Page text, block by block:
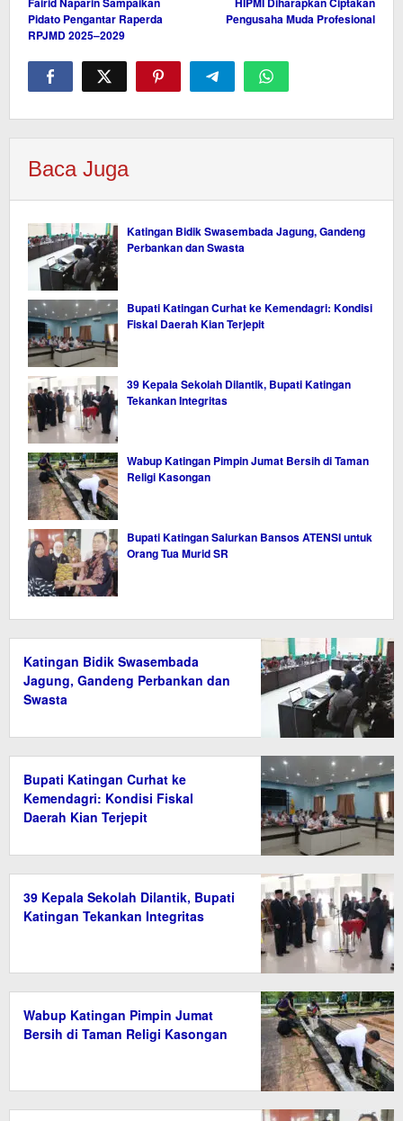
pos
Pidato Pengantar Raperda
RPJMD 2025–2029
Pengusaha Muda Profesional
Baca Juga
Katingan Bidik Swasembada Jagung, Gandeng
Perbankan dan Swasta
Bupati Katingan Curhat ke Kemendagri: Kondisi
Fiskal Daerah Kian Terjepit
39 Kepala Sekolah Dilantik, Bupati Katingan
Tekankan Integritas
Wabup Katingan Pimpin Jumat Bersih di Taman
Religi Kasongan
Bupati Katingan Salurkan Bansos ATENSI untuk
Orang Tua Murid SR
Katingan Bidik Swasembada
Jagung, Gandeng Perbankan dan
Swasta
Bupati Katingan Curhat ke
Kemendagri: Kondisi Fiskal
Daerah Kian Terjepit
39 Kepala Sekolah Dilantik, Bupati
Katingan Tekankan Integritas
Wabup Katingan Pimpin Jumat
Bersih di Taman Religi Kasongan